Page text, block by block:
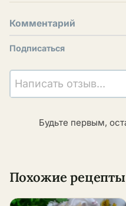
Комментарий
Подписаться
Написать отзыв...
Будьте первым,
Похожие рецепты